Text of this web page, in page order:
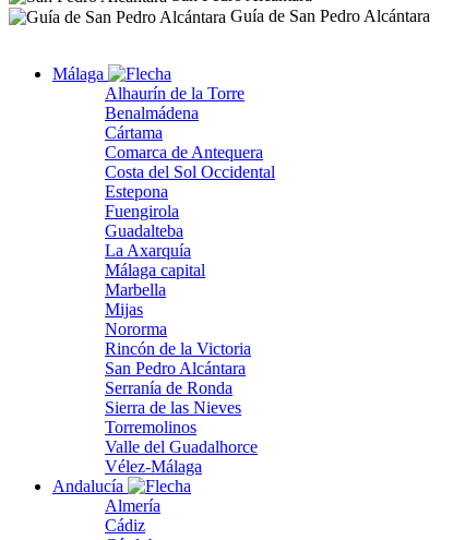
Guía de San Pedro Alcántara
Málaga
Alhaurín de la Torre
Benalmádena
Cártama
Comarca de Antequera
Costa del Sol Occidental
Estepona
Fuengirola
Guadalteba
La Axarquía
Málaga capital
Marbella
Mijas
Nororma
Rincón de la Victoria
San Pedro Alcántara
Serranía de Ronda
Sierra de las Nieves
Torremolinos
Valle del Guadalhorce
Vélez-Málaga
Andalucía
Almería
Cádiz